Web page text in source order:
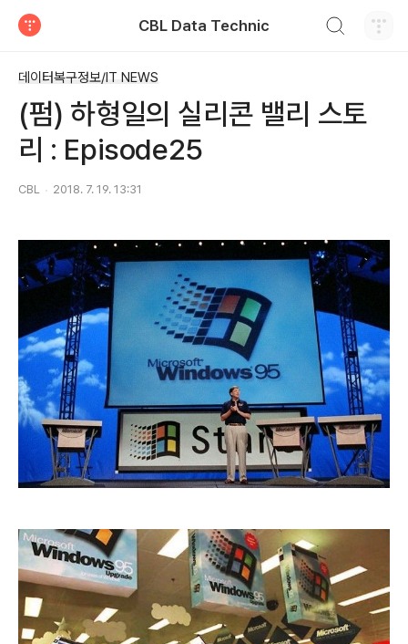
CBL Data Technic
데이터복구정보/IT NEWS
(펌) 하형일의 실리콘 밸리 스토
리 : Episode25
CBL 2018. 7. 19. 13:31